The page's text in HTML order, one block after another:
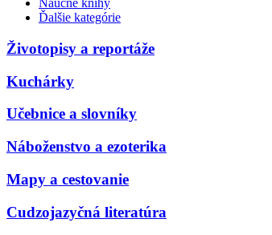
Náučné knihy
Ďalšie kategórie
Životopisy a reportáže
Kuchárky
Učebnice a slovníky
Náboženstvo a ezoterika
Mapy a cestovanie
Cudzojazyčná literatúra